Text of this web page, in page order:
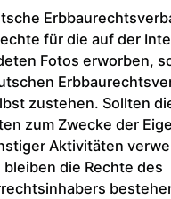
für die auf der
Fotos erworben,
zustehen. Sollten
zum Zwecke der
Aktivitäten
die Rechte des